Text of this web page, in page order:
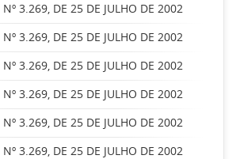
Nº 3.269, DE 25 DE JULHO DE 2002
Nº 3.269, DE 25 DE JULHO DE 2002
Nº 3.269, DE 25 DE JULHO DE 2002
Nº 3.269, DE 25 DE JULHO DE 2002
Nº 3.269, DE 25 DE JULHO DE 2002
Nº 3.269, DE 25 DE JULHO DE 2002